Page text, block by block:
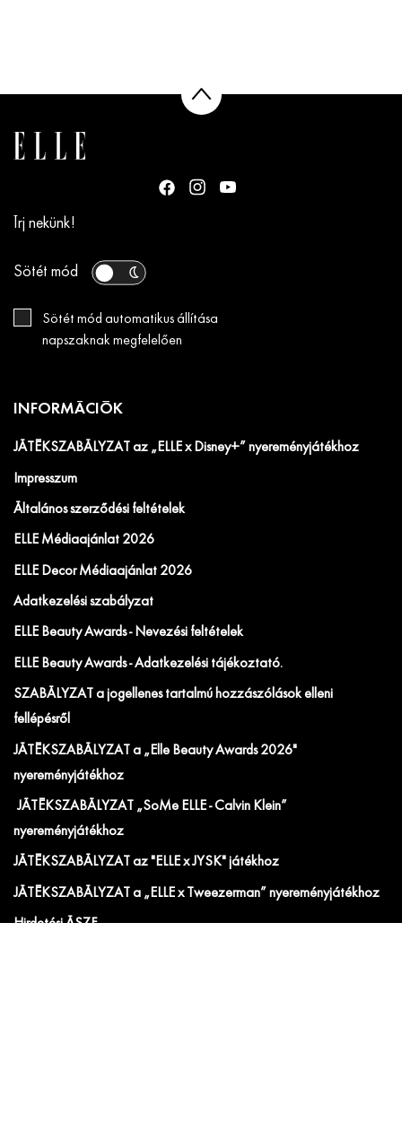
Írj nekünk!
Sötét mód
Sötét mód automatikus állítása
napszaknak megfelelően
INFORMÁCIÓK
JÁTÉKSZABÁLYZAT az „ELLE x Disney+” nyereményjátékhoz
Impresszum
Általános szerződési feltételek
ELLE Médiaajánlat 2026
ELLE Decor Médiaajánlat 2026
Adatkezelési szabályzat
ELLE Beauty Awards - Nevezési feltételek
ELLE Beauty Awards - Adatkezelési tájékoztató.
SZABÁLYZAT a jogellenes tartalmú hozzászólások elleni
fellépésről
JÁTÉKSZABÁLYZAT a „Elle Beauty Awards 2026"
nyereményjátékhoz
JÁTÉKSZABÁLYZAT „SoMe ELLE - Calvin Klein”
nyereményjátékhoz
JÁTÉKSZABÁLYZAT az "ELLE x JYSK" játékhoz
JÁTÉKSZABÁLYZAT a „ELLE x Tweezerman” nyereményjátékhoz
Hirdetési ÁSZF